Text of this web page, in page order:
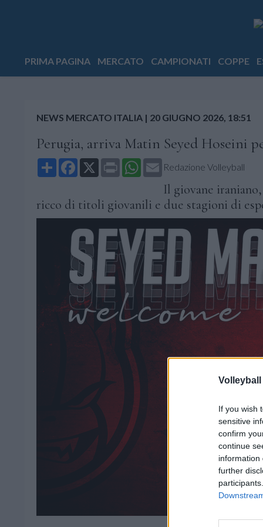
Volleyball
If you wish
sensitive
confirm
continue
information
further
PRIMA PAGINA MERCATO CAMPIONATI COPPE
NEWS MERCATO ITALIA | 20 GIUGNO 2026, 18:51
Perugia, arriva Matin Seyed Hoseini
Share Facebook
X Print WhatsApp
Email
Redazione Volleyball
Il giovane
ricco di titoli giovanili e due stagioni di